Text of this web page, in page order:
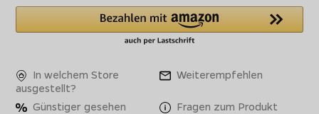
In welchem Store
ausgestellt?
Weiterempfehlen
Günstiger gesehen Fragen zum Produkt